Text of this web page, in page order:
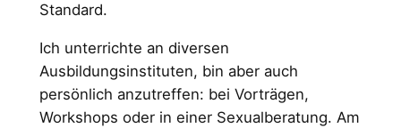
Standard.
Ich unterrichte an diversen
Ausbildungsinstituten, bin aber auch
persönlich anzutreffen: bei Vorträgen,
Workshops oder in einer Sexualberatung. Am